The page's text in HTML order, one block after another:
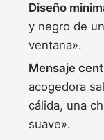
Diseño
y negro de
ventana».
Mensaje
acogedora
cálida, una
suave».